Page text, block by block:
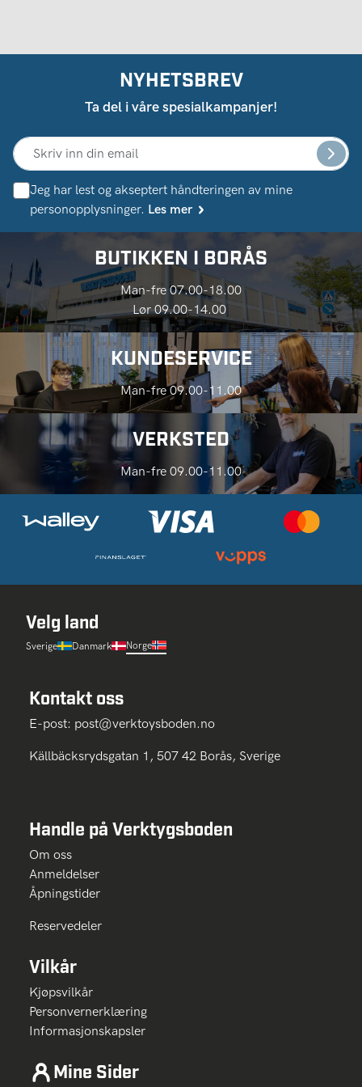
NYHETSBREV
Ta del i våre spesialkampanjer!
Jeg har lest og akseptert håndteringen av mine
personopplysninger. Les mer
BUTIKKEN I BORÅS
Man-fre 07.00-18.00
Lør 09.00-14.00
KUNDESERVICE
Man-fre 09.00-11.00
VERKSTED
Man-fre 09.00-11.00
Velg land
Sverige Danmark Norge
Kontakt oss
E-post: post@verktoysboden.no
Källbäcksrydsgatan 1, 507 42 Borås, Sverige
Handle på Verktygsboden
Om oss
Anmeldelser
Åpningstider
Reservedeler
Vilkår
Kjøpsvilkår
Personvernerklæring
Informasjonskapsler
Mine Sider